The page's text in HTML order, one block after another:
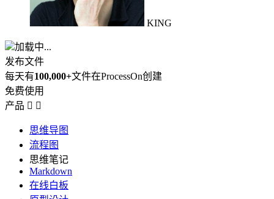
KING
加载中...
发布文件
每天有100,000+文件在ProcessOn创建
免费使用
产品  
思维导图
流程图
思维笔记
Markdown
在线白板